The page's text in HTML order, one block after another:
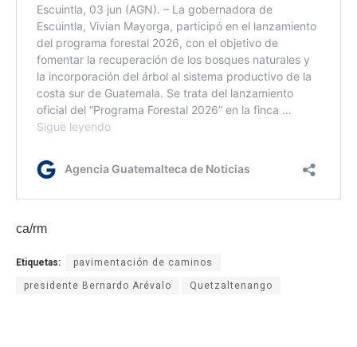
ca/rm
Etiquetas: pavimentación de caminos
presidente Bernardo Arévalo Quetzaltenango